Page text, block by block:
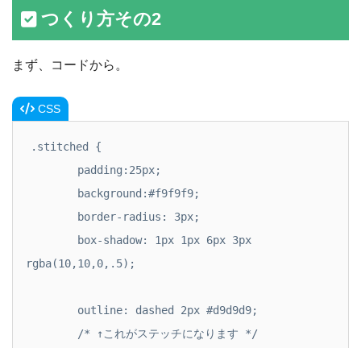
つくり方その2
まず、コードから。
CSS
.stitched {
rgba(10,10,0,.5);